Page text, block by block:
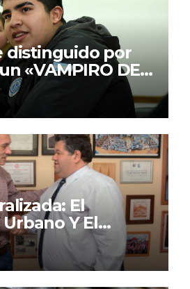
distinguido por
«VAMPIRO DE
El
Y El
Político Repiten
De